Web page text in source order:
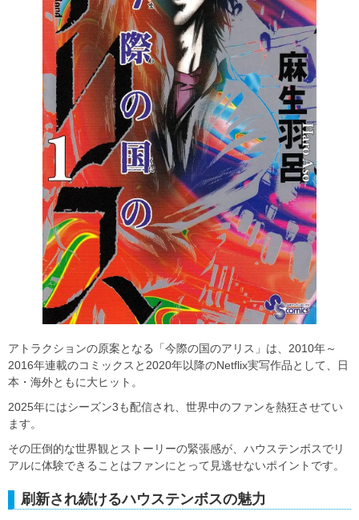
アトラクションの原案となる「今際の国のアリス」は、2010年～
2016年連載のコミックスと2020年以降のNetflix実写作品として、日
本・海外ともに大ヒット。
2025年にはシーズン3も配信され、世界中のファンを熱狂させてい
ます。
その圧倒的な世界観とストーリーの緊張感が、ハウステンボスでリ
アルに体験できることはファンにとって見逃せないポイントです。
刷新され続けるハウステンボスの魅力